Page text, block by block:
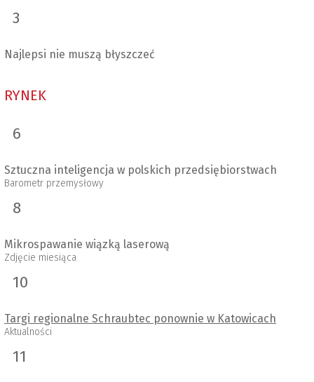
3
Najlepsi nie muszą błyszczeć
RYNEK
6
Sztuczna inteligencja w polskich przedsiębiorstwach
Barometr przemysłowy
8
Mikrospawanie wiązką laserową
Zdjęcie miesiąca
10
Targi regionalne Schraubtec ponownie w Katowicach
Aktualności
11